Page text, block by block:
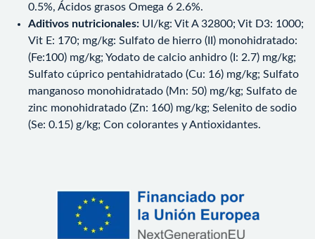
0.5%, Ácidos grasos Omega 6 2.6%.
Aditivos nutricionales: UI/kg: Vit A 32800; Vit D3: 1000;
Vit E: 170; mg/kg: Sulfato de hierro (II) monohidratado:
(Fe:100) mg/kg; Yodato de calcio anhidro (I: 2.7) mg/kg;
Sulfato cúprico pentahidratado (Cu: 16) mg/kg; Sulfato
manganoso monohidratado (Mn: 50) mg/kg; Sulfato de
zinc monohidratado (Zn: 160) mg/kg; Selenito de sodio
(Se: 0.15) g/kg; Con colorantes y Antioxidantes.